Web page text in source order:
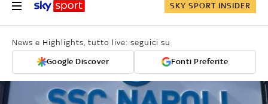
SKY SPORT INSIDER
News e Highlights, tutto live: seguici su
Google Discover Fonti Preferite